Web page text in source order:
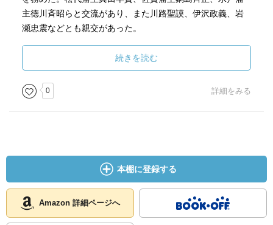
主徳川斉昭らと交流があり、また川路聖謨、伊沢政義、岩
瀬忠震などとも親交があった。
本書では幕末文人代官の日常生活を窺い知る事が出来るが
話が前後する記述はわかりずらい。また、なぜ最下級の御
家人であった林が累進したのかが書かれていない。面白い
素材ではあるが十分に生かされていないのが残念であっ
続きを読む
0 詳細をみる
本棚に登録する
Amazon 詳細ページへ